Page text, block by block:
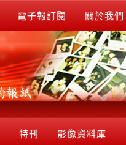
電子報訂閱 關於我們
特刊 影像資料庫